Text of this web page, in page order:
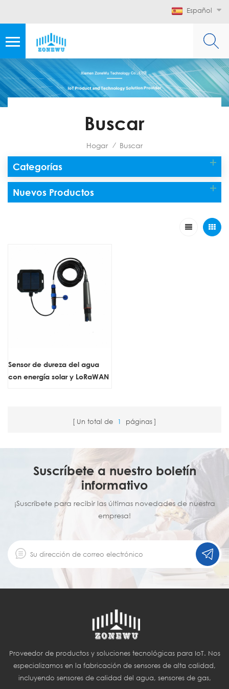
Español
Buscar
Hogar / Buscar
Categorías
Nuevos Productos
Sensor de dureza del agua
con energía solar y LoRaWAN
Un total de 1 páginas
Suscríbete a nuestro boletín
informativo
¡Suscríbete para recibir las últimas novedades de nuestra
empresa!
Proveedor de productos y soluciones tecnológicas para IoT. Nos
especializamos en la fabricación de sensores de alta calidad,
incluyendo sensores de calidad del agua, sensores de gas,